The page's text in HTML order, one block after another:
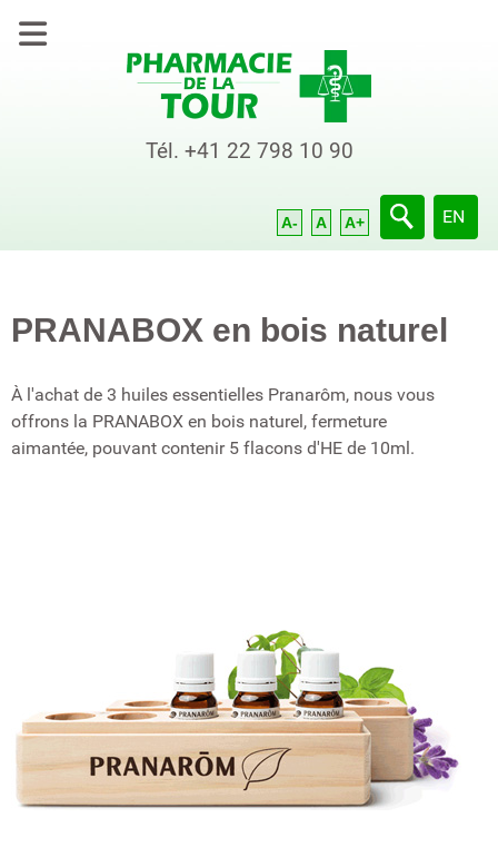
Tél. +41 22 798 10 90
A- A A+ EN
PRANABOX en bois naturel
À l'achat de 3 huiles essentielles Pranarôm, nous vous
offrons la PRANABOX en bois naturel, fermeture
aimantée, pouvant contenir 5 flacons d'HE de 10ml.